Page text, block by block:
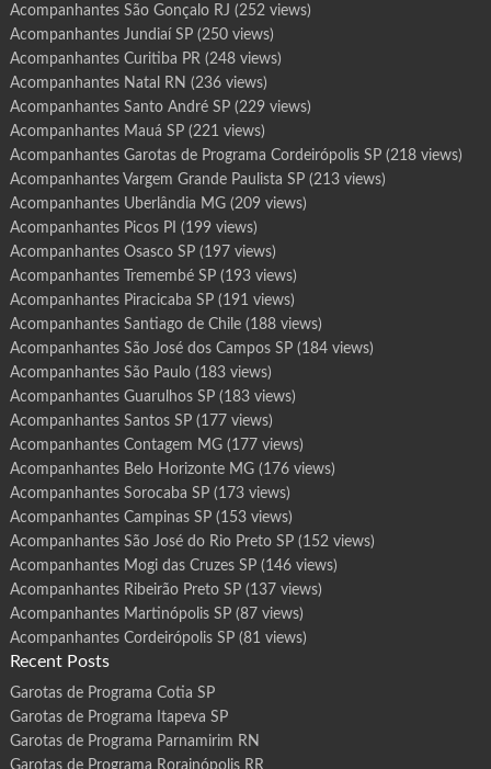
n
ó
p
o
i
M
Acompanhantes São Gonçalo RJ (252 views)
Acompanhantes Jundiaí SP(250 views)
Acompanhantes Curitiba PR(248 views)
Acompanhantes Natal RN (236 views)
Acompanhantes Santo André SP(229 views)
Acompanhantes Mauá SP(221 views)
Acompanhantes Garotas de Programa Cordeirópolis SP(218 views)
Acompanhantes Vargem Grande Paulista SP(213 views)
Acompanhantes Uberlândia MG(209 views)
Acompanhantes Picos PI (199 views)
Acompanhantes Osasco SP(197 views)
Acompanhantes Tremembé SP(193 views)
Acompanhantes Piracicaba SP(191 views)
Acompanhantes Santiago de Chile(188 views)
Acompanhantes São José dos Campos SP(184 views)
Acompanhantes São Paulo(183 views)
Acompanhantes Guarulhos SP(183 views)
Acompanhantes Santos SP(177 views)
Acompanhantes Contagem MG(177 views)
Acompanhantes Belo Horizonte MG(176 views)
Acompanhantes Sorocaba SP(173 views)
Acompanhantes Campinas SP(153 views)
Acompanhantes São José do Rio Preto SP(152 views)
Acompanhantes Mogi das Cruzes SP(146 views)
Acompanhantes Ribeirão Preto SP(137 views)
Acompanhantes Martinópolis SP(87 views)
Acompanhantes Cordeirópolis SP(81 views)
Recent Posts
Garotas de Programa Cotia SP
Garotas de Programa Itapeva SP
Garotas de Programa Parnamirim RN